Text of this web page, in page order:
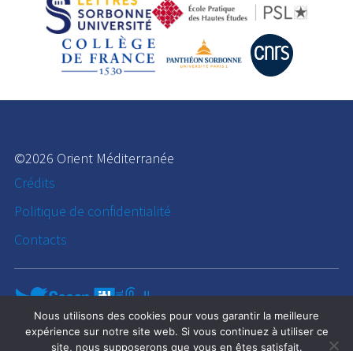
©2026 Orient Méditerranée
Crédits
Politique de confidentialité
Contacts
Nous utilisons des cookies pour vous garantir la meilleure
expérience sur notre site web. Si vous continuez à utiliser ce
site, nous supposerons que vous en êtes satisfait.